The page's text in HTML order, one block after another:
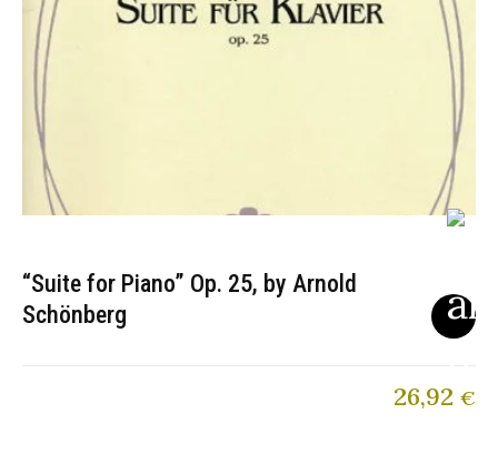
“Suite for Piano” Op. 25, by Arnold
Schönberg
26,92 €